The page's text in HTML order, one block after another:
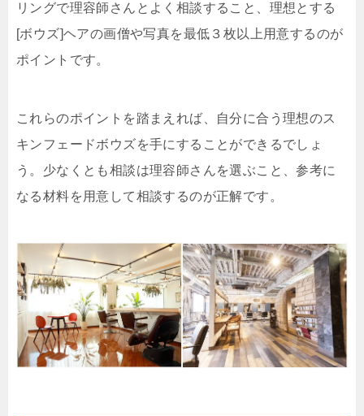
リングで理容師さんとよく相談すること、理想とする
[ボウズ]ヘアの画僧や写真を最低３枚以上用意するのが
ポイントです。
これらのポイントを踏まえれば、自分に合う理想のス
キンフェードボウズを手にすることができるでしょ
う。少なくとも相談は理容師さんを選ぶこと、参考に
なる材料を用意して相談するのが正解です。